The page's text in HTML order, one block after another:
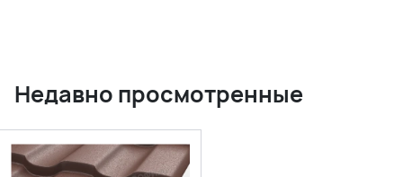
Недавно просмотренные